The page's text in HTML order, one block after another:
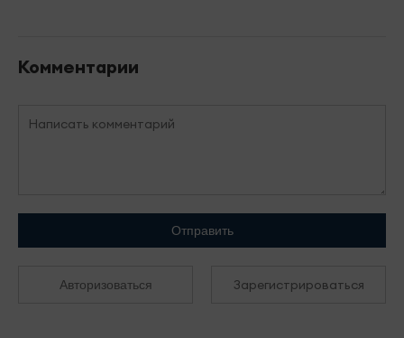
Комментарии
Отправить
Авторизоваться Зарегистрироваться